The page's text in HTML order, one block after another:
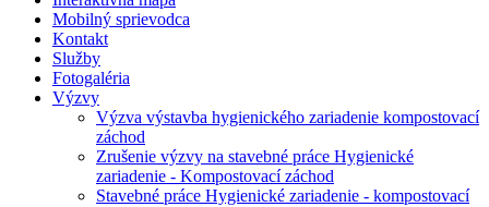
Mobilný sprievodca
Kontakt
Služby
Fotogaléria
Výzvy
Výzva výstavba hygienického zariadenie kompostovací
záchod
Zrušenie výzvy na stavebné práce Hygienické
zariadenie - Kompostovací záchod
Stavebné práce Hygienické zariadenie - kompostovací